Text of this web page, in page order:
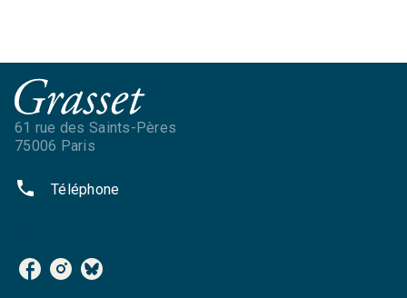
61 rue des Saints-Pères
75006 Paris
phone Téléphone